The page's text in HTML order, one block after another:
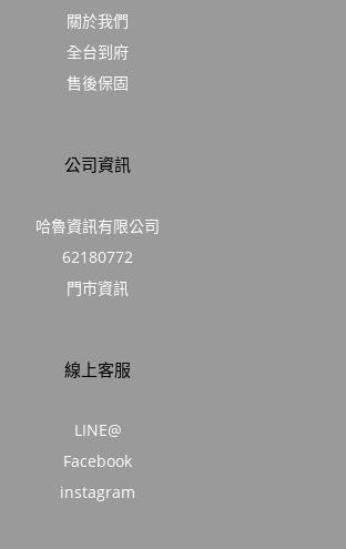
關於我們
全台到府
售後保固
公司資訊
哈魯資訊有限公司
62180772
門市資訊
線上客服
LINE@
Facebook
instagram